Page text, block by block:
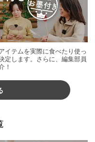
イテムを実際に食べたり使っ
定します。さらに、編集部員
！